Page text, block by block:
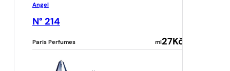
Angel
N° 214
Paris Perfumes ml 27Kč